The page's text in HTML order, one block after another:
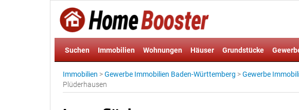
Suchen Immobilien Wohnungen Häuser Grundstücke
Immobilien >Gewerbe Immobilien Baden-Württemberg >Gewerbe
Plüderhausen